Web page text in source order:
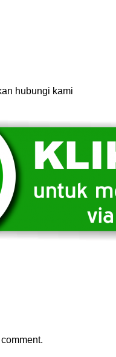
hubungi kami